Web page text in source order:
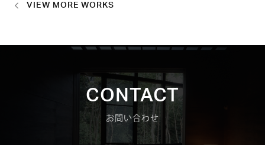
VIEW MORE WORKS
CONTACT
お問い合わせ